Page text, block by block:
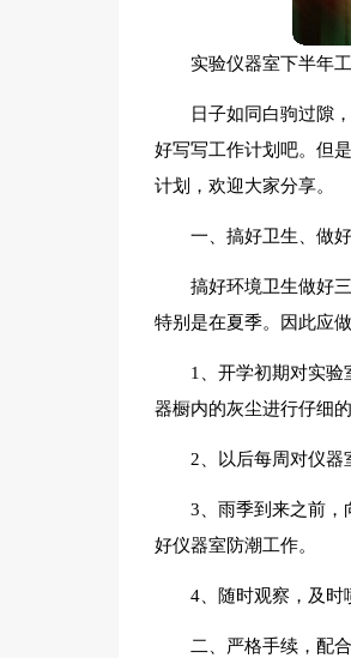
实验仪器室下半年
日子如同白驹过隙
好写写工作计划吧。但
计划，欢迎大家分享。
一、搞好卫生、做
搞好环境卫生做好
特别是在夏季。因此应
1、开学初期对实
器橱内的灰尘进行仔细
2、以后每周对仪器
3、雨季到来之前，
好仪器室防潮工作。
4、随时观察，及时
二、严格手续，配